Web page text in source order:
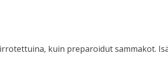
kuin preparoidut sammakot.